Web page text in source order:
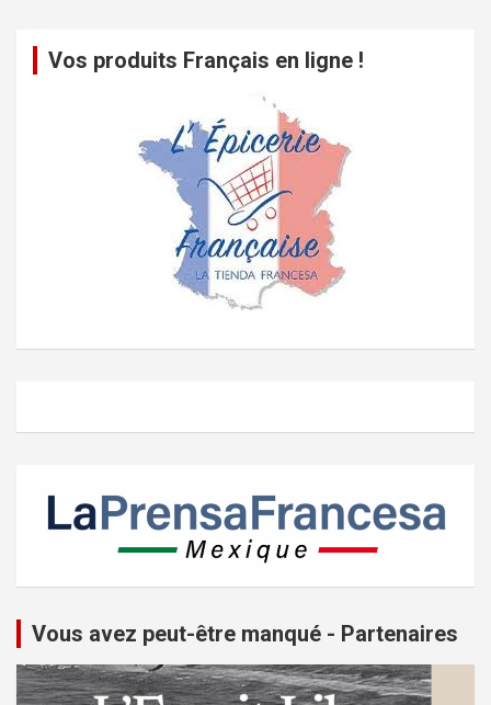
Vos produits Français en ligne !
Vous avez peut-être manqué - Partenaires